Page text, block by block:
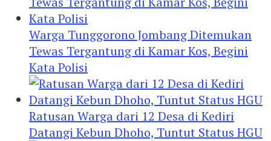
Warga Tunggorono Jombang Ditemukan
Tewas Tergantung di Kamar Kos, Begini
Kata Polisi
Ratusan Warga dari 12 Desa di Kediri
Datangi Kebun Dhoho, Tuntut Status HGU